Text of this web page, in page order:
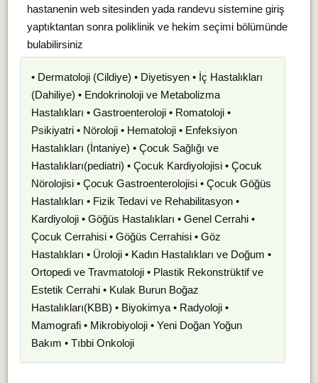
hastanenin web sitesinden yada randevu sistemine giriş
yaptıktantan sonra poliklinik ve hekim seçimi bölümünde
bulabilirsiniz
• Dermatoloji (Cildiye) • Diyetisyen • İç Hastalıkları
(Dahiliye) • Endokrinoloji ve Metabolizma
Hastalıkları • Gastroenteroloji • Romatoloji •
Psikiyatri • Nöroloji • Hematoloji • Enfeksiyon
Hastalıkları (İntaniye) • Çocuk Sağlığı ve
Hastalıkları(pediatri) • Çocuk Kardiyolojisi • Çocuk
Nörolojisi • Çocuk Gastroenterolojisi • Çocuk Göğüs
Hastalıkları • Fizik Tedavi ve Rehabilitasyon •
Kardiyoloji • Göğüs Hastalıkları • Genel Cerrahi •
Çocuk Cerrahisi • Göğüs Cerrahisi • Göz
Hastalıkları • Üroloji • Kadın Hastalıkları ve Doğum •
Ortopedi ve Travmatoloji • Plastik Rekonstrüktif ve
Estetik Cerrahi • Kulak Burun Boğaz
Hastalıkları(KBB) • Biyokimya • Radyoloji •
Mamografi • Mikrobiyoloji • Yeni Doğan Yoğun
Bakım • Tıbbi Onkoloji